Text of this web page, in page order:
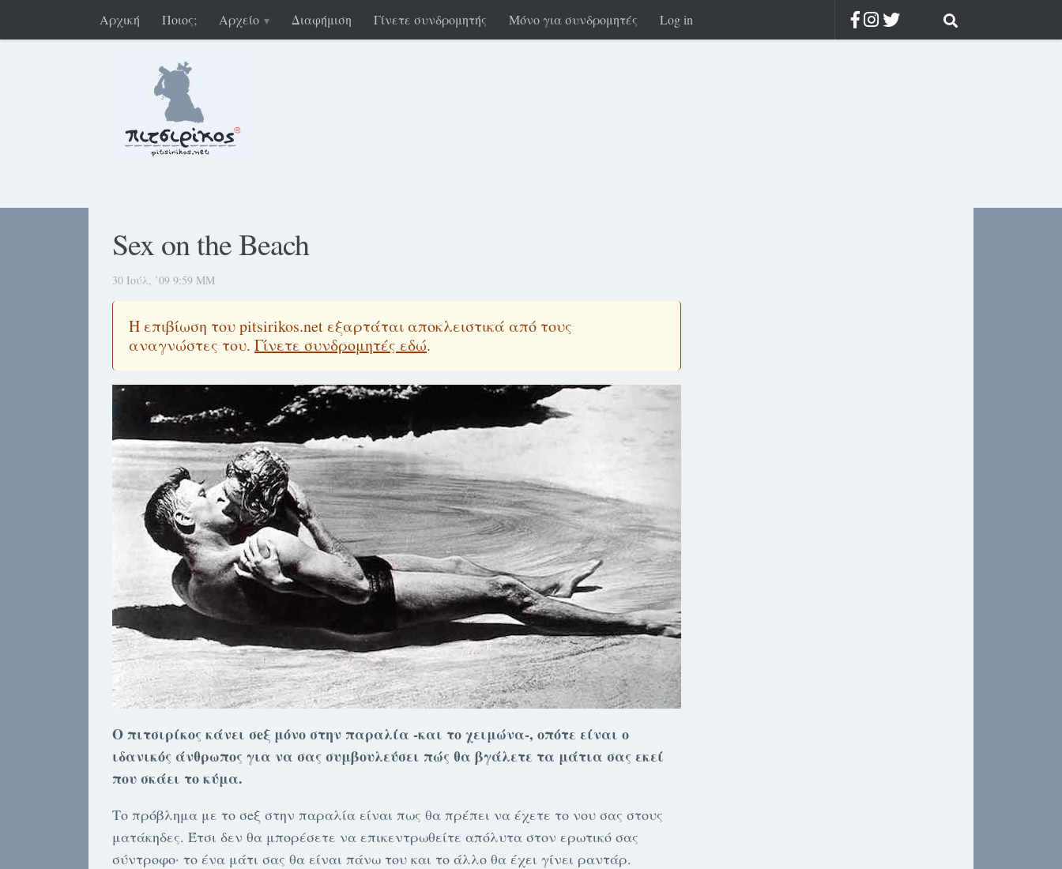
Αρχική Ποιος; Αρχείο Διαφήμιση Γίνετε συνδρομητής Μόνο για συνδρομητές Log in
Sex on the Beach
30 Ιούλ, ’09 9:59 ΜΜ
Η επιβίωση του pitsirikos.net εξαρτάται αποκλειστικά από τους
αναγνώστες του. Γίνετε συνδρομητές εδώ.
Ο πιτσιρίκος κάνει σeξ μόνο στην παραλία -και το χειμώνα-, οπότε είναι ο
ιδανικός άνθρωπος για να σας συμβουλεύσει πώς θα βγάλετε τα μάτια σας εκεί
που σκάει το κύμα.
Το πρόβλημα με το σeξ στην παραλία είναι πως θα πρέπει να έχετε το νου σας στους
ματάκηδες. Έτσι δεν θα μπορέσετε να επικεντρωθείτε απόλυτα στον ερωτικό σας
σύντροφο· το ένα μάτι σας θα είναι πάνω του και το άλλο θα έχει γίνει ραντάρ.